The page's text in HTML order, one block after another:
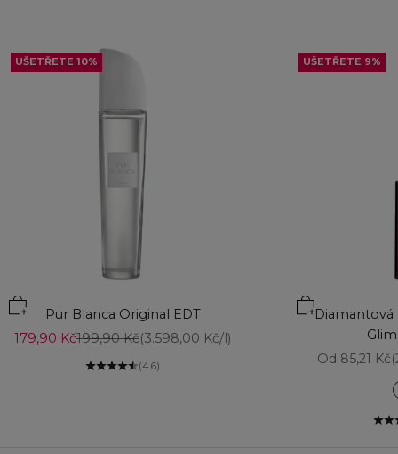
UŠETŘETE 10%
Pur Blanca Original EDT
Prodejní cena
179,90 KčBěžná cena
199,90 Kč(3.598,00 Kč/l)
(4.6)
UŠETŘETE 9%
Přidat do košíku
Diamantová
Prodejní
Od 85,21 Kč